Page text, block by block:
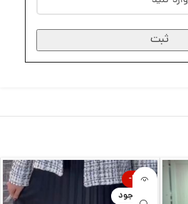
ثبت
-20%
ناموجود